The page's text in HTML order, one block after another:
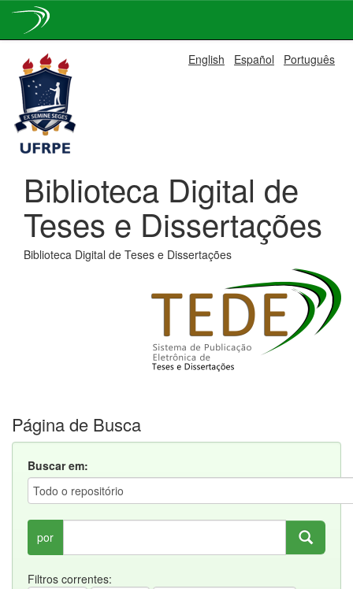
navigation
English Español Português
Biblioteca Digital de
Teses e Dissertações
Biblioteca Digital de Teses e Dissertações
Página de Busca
Buscar em:
por
Filtros correntes: